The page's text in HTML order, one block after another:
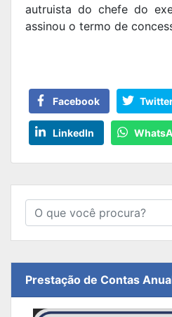
autruista do chefe do
assinou o termo de
Facebook
LinkedIn
Prestação de Contas